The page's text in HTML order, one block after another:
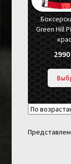
Green Hill
2990